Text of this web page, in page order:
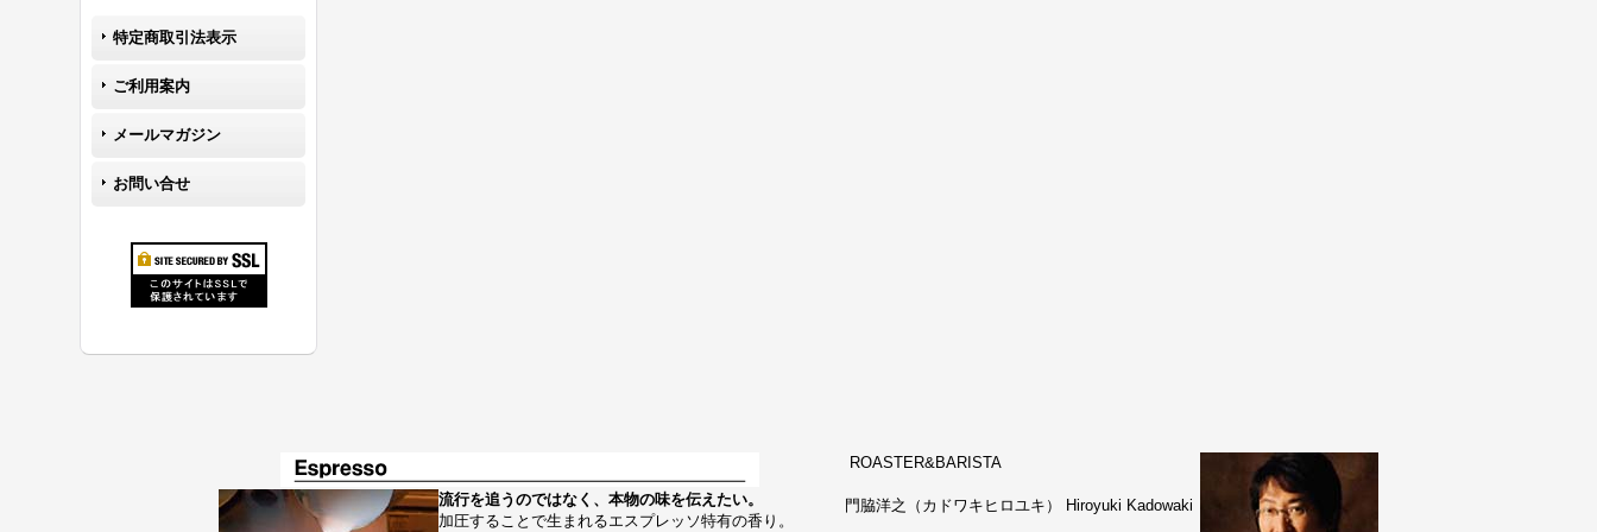
特定商取引法表示
ご利用案内
メールマガジン
お問い合せ
流行を追うのではなく、本物の味を伝えたい。
加圧することで生まれるエスプレッソ特有の香り。
ROASTER&BARISTA
門脇洋之（カドワキヒロユキ） Hiroyuki Kadowaki